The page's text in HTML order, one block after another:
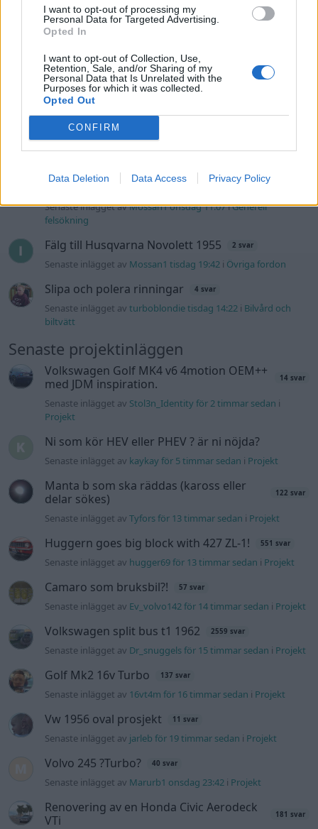
I want to opt-out of processing my
Personal Data for Targeted Advertising.
Opted In
I want to opt-out of Collection, Use,
Retention, Sale, and/or Sharing of my
Personal Data that Is Unrelated with the
Purposes for which it was collected.
Opted Out
CONFIRM
Data Deletion Data Access Privacy Policy
Senaste inlägget avBilFixare för 21 timmar sedaniEl- och
hybridbilar
Inget bromstryck efter byte av bromsok
(Golf V 1.6)
Senaste inlägget av jaka54 Igår 09:48i
transmission och däck
Kia Ceed 2017 batteritorsk med jämna
mellanrum. Varför?
Övertryck i vevhus, Volvo 940 b230fk
Senaste inlägget avMossan1 onsdag 11:07iGenerell
felsökning
Fälg till Husqvarna Novolett 1955 2 svar
Senaste inlägget av Mossan1 tisdag 19:42 i Övriga fordon
Slipa och polera rinningar 4 svar
Senaste inlägget avturboblondie tisdag 14:22 i Bilvård och
biltvätt
Senaste projektinläggen
Volkswagen Golf MK4 v6 4motion OEM++
med JDM inspiration.
14 svar
Senaste inlägget av Stol3n_Identity för 2 timmar sedan i
Projekt
Ni som kör HEV eller PHEV ? är ni nöjda?
Senaste inlägget av kaykay för 5 timmar sedan i Projekt
Manta b som ska räddas (kaross eller
delar sökes)
122 svar
Senaste inlägget avTyfors för 13 timmar sedan i Projekt
Huggern goes big block with 427 ZL-1! 551 svar
Senaste inlägget av hugger69 för 13 timmar sedan i Projekt
Camaro som bruksbil?! 57 svar
Senaste inlägget av Ev_volvo142 för 14 timmar sedan i Projekt
Volkswagen split bus t1 1962 2559 svar
Senaste inlägget av Dr_snuggels för 15 timmar sedan i Projekt
Golf Mk2 16v Turbo 137 svar
Senaste inlägget av 16vt4m för 16 timmar sedan i Projekt
Vw 1956 oval prosjekt 11 svar
Senaste inlägget av jarleb för 19 timmar sedan i Projekt
Volvo 245 ?Turbo? 40 svar
Senaste inlägget av Marurb1 onsdag 23:42 i Projekt
Renovering av en Honda Civic Aerodeck
VTi
181 svar